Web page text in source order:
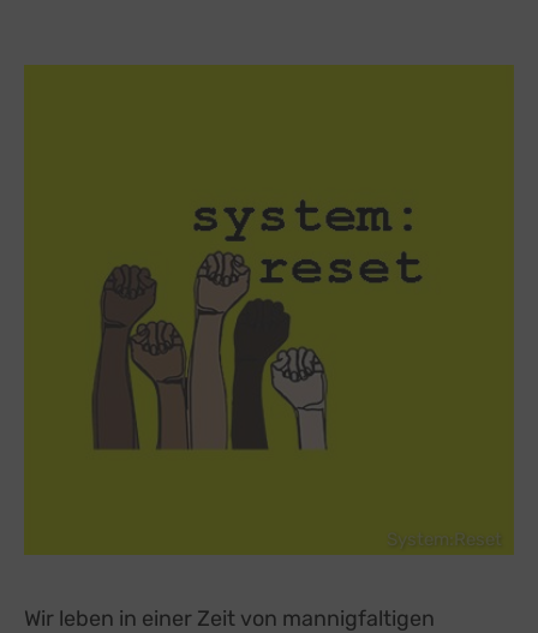
System:Reset
Wir leben in einer Zeit von mannigfaltigen